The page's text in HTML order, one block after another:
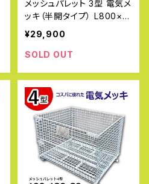
メッシュパレット 3型 電気メ
ッキ（半開タイプ） L800×W
1000×H840mm 網目ピッ
チ50×50mm コスパに優れ
た電気メッキ仕上げ
¥29,900
SOLD OUT